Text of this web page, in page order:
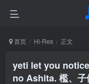
首页 Hi-Res 正文
yeti let you
no Ashita. 檻、子